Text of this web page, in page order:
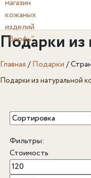
Подарки из
Главная /Подарки /
Подарки из натуральной
Фильтры:
Стоимость